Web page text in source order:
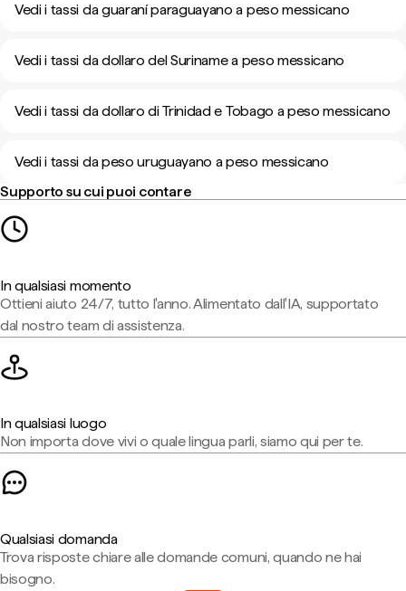
Vedi i tassi da guaraní paraguayano a peso messicano
Vedi i tassi da dollaro del Suriname a peso messicano
Vedi i tassi da dollaro di Trinidad e Tobago a peso messicano
Vedi i tassi da peso uruguayano a peso messicano
Supporto su cui puoi contare
In qualsiasi momento
Ottieni aiuto 24/7, tutto l'anno. Alimentato dall'IA, supportato
dal nostro team di assistenza.
In qualsiasi luogo
Non importa dove vivi o quale lingua parli, siamo qui per te.
Qualsiasi domanda
Trova risposte chiare alle domande comuni, quando ne hai
bisogno.